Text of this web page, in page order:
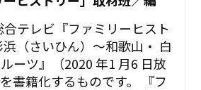
テレビ『ファミリーヒスト
（さいひん）〜和歌山・ 白
ーツ』（2020 年1 月6 日放
書籍化するものです。 『フ